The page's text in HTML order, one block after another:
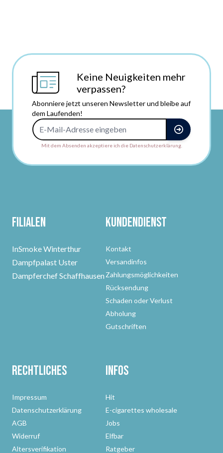
Keine Neuigkeiten mehr
verpassen?
Abonniere jetzt unseren Newsletter und bleibe auf
dem Laufenden!
Mit dem Absenden akzeptiere ich die Datenschutzerklärung.
Filialen
InSmoke Winterthur
Dampfpalast Uster
Dampferchef Schaffhausen
Kundendienst
Kontakt
Versandinfos
Zahlungsmöglichkeiten
Rücksendung
Schaden oder Verlust
Abholung
Gutschriften
Rechtliches
Impressum
Datenschutzerklärung
AGB
Widerruf
Altersverifikation
Infos
Hit
E-cigarettes wholesale
Jobs
Elfbar
Ratgeber